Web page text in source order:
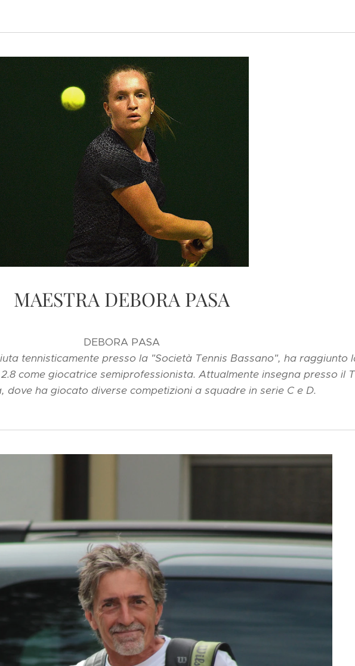
MAESTRA DEBORA PASA
DEBORA PASA
tennisticamente presso la "Società Tennis Bassano", ha raggiunto
2.8 come giocatrice semiprofessionista. Attualmente insegna presso il
dove ha giocato diverse competizioni a squadre in serie C e D.